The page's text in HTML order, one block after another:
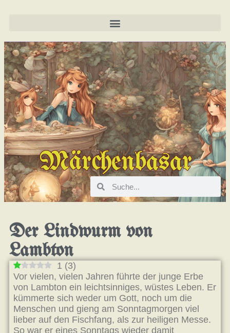
Märchenbasar
Der Lindwurm von
Lambton
1 (3)
Vor vielen, vielen Jahren führte der junge Erbe
von Lambton ein leichtsinniges, wüstes Leben. Er
kümmerte sich weder um Gott, noch um die
Menschen und gieng am Sonntagmorgen viel
lieber auf den Fischfang, als zur heiligen Messe.
So war er eines Sonntags wieder damit